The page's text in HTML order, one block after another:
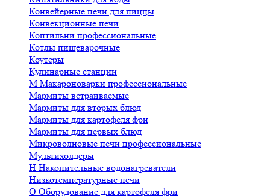
Конвейерные печи для пиццы
Конвекционные печи
Коптильни профессиональные
Котлы пищеварочные
Коутеры
Кулинарные станции
М Макароноварки профессиональные
Мармиты встраиваемые
Мармиты для вторых блюд
Мармиты для картофеля фри
Мармиты для первых блюд
Микроволновые печи профессиональные
Мультихолдеры
Н Накопительные водонагреватели
Низкотемпературные печи
О Оборудование для картофеля фри